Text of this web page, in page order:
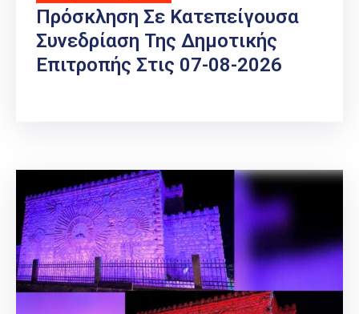
Πρόσκληση Σε Κατεπείγουσα
Συνεδρίαση Της Δημοτικής
Επιτροπής Στις 07-08-2026